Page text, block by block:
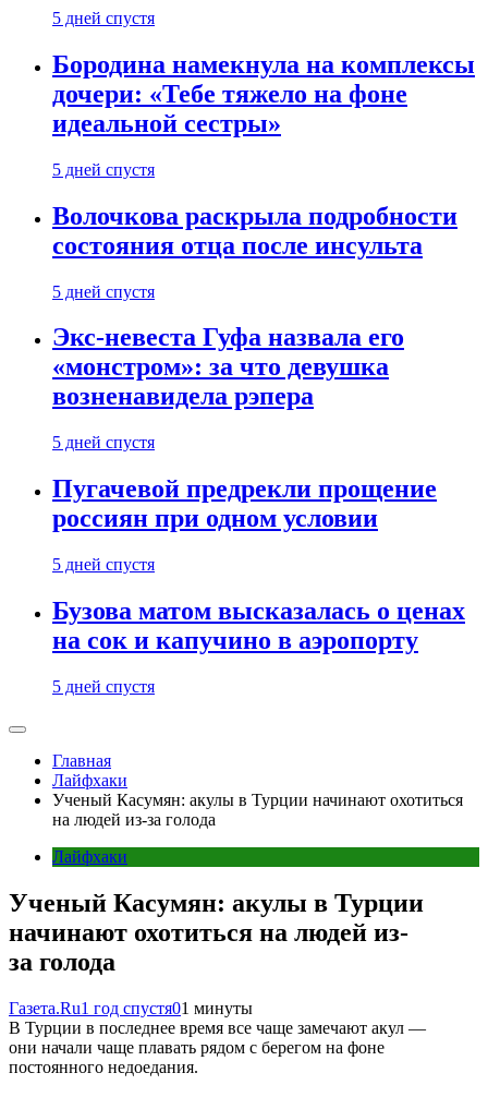
5 дней спустя
Бородина намекнула на комплексы
дочери: «Тебе тяжело на фоне
идеальной сестры»
5 дней спустя
Волочкова раскрыла подробности
состояния отца после инсульта
5 дней спустя
Экс-невеста Гуфа назвала его
«монстром»: за что девушка
возненавидела рэпера
5 дней спустя
Пугачевой предрекли прощение
россиян при одном условии
5 дней спустя
Бузова матом высказалась о ценах
на сок и капучино в аэропорту
5 дней спустя
Главная
Лайфхаки
Ученый Касумян: акулы в Турции начинают охотиться
на людей из-за голода
Лайфхаки
Ученый Касумян: акулы в Турции
начинают охотиться на людей из-
за голода
Газета.Ru1 год спустя01 минуты
В Турции в последнее время все чаще замечают акул —
они начали чаще плавать рядом с берегом на фоне
постоянного недоедания.